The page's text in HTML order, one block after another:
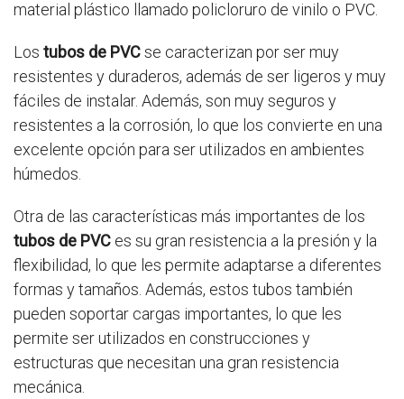
material plástico llamado policloruro de vinilo o PVC.
Los tubos de PVCse caracterizan por ser muy
resistentes y duraderos, además de ser ligeros y muy
fáciles de instalar. Además, son muy seguros y
resistentes a la corrosión, lo que los convierte en una
excelente opción para ser utilizados en ambientes
húmedos.
Otra de las características más importantes de los
tubos de PVC es su gran resistencia a la presión y la
flexibilidad, lo que les permite adaptarse a diferentes
formas y tamaños. Además, estos tubos también
pueden soportar cargas importantes, lo que les
permite ser utilizados en construcciones y
estructuras que necesitan una gran resistencia
mecánica.